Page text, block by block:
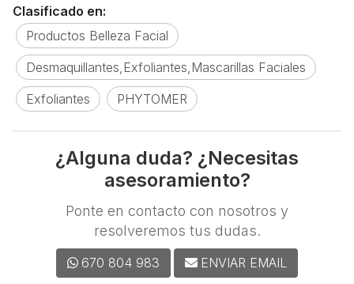
Clasificado en:
Productos Belleza Facial
Desmaquillantes,Exfoliantes,Mascarillas Faciales
Exfoliantes
PHYTOMER
¿Alguna duda? ¿Necesitas
asesoramiento?
Ponte en contacto con nosotros y
resolveremos tus dudas.
670 804 983 ENVIAR EMAIL